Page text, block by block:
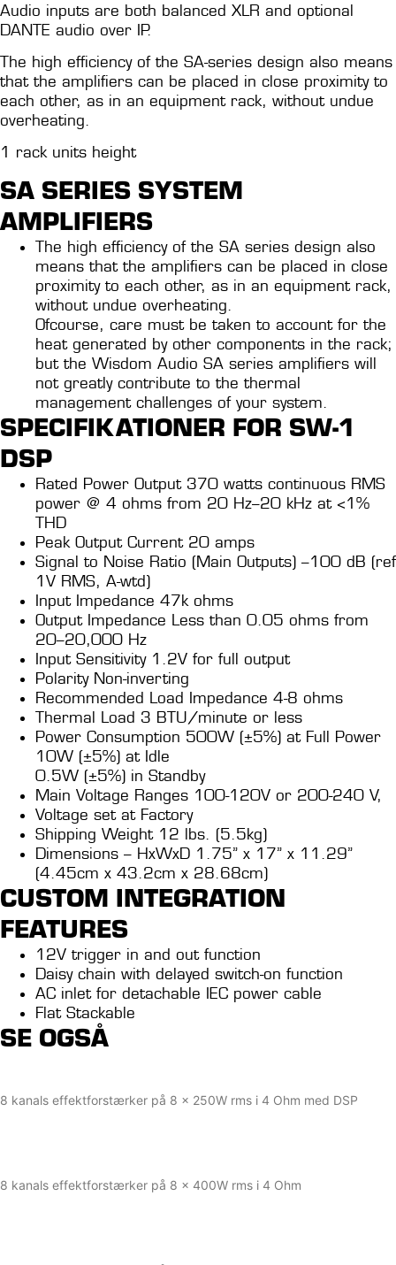
Audio inputs are both balanced XLR and optional
DANTE audio over IP.
The high efficiency of the SA-series design also means
that the amplifiers can be placed in close proximity to
each other, as in an equipment rack, without undue
overheating.
1 rack units height
SA SERIES SYSTEM
AMPLIFIERS
The high efficiency of the SA series design also
means that the amplifiers can be placed in close
proximity to each other, as in an equipment rack,
without undue overheating.
Ofcourse, care must be taken to account for the
heat generated by other components in the rack;
but the Wisdom Audio SA series amplifiers will
not greatly contribute to the thermal
management challenges of your system.
SPECIFIKATIONER FOR SW-1
DSP
Rated Power Output 370 watts continuous RMS
power @ 4 ohms from 20 Hz–20 kHz at <1%
THD
Peak Output Current 20 amps
Signal to Noise Ratio (Main Outputs) –100 dB (ref
1V RMS, A-wtd)
Input Impedance 47k ohms
Output Impedance Less than 0.05 ohms from
20–20,000 Hz
Input Sensitivity 1.2V for full output
Polarity Non-inverting
Recommended Load Impedance 4-8 ohms
Thermal Load 3 BTU/minute or less
Power Consumption 500W (±5%) at Full Power
10W (±5%) at Idle
0.5W (±5%) in Standby
Main Voltage Ranges 100-120V or 200-240 V,
Voltage set at Factory
Shipping Weight 12 lbs. (5.5kg)
Dimensions – HxWxD 1.75” x 17” x 11.29”
(4.45cm x 43.2cm x 28.68cm)
CUSTOM INTEGRATION
FEATURES
12V trigger in and out function
Daisy chain with delayed switch-on function
AC inlet for detachable IEC power cable
Flat Stackable
SE OGSÅ
8 kanals effektforstærker på 8 x 250W rms i 4 Ohm med DSP
8 kanals effektforstærker på 8 x 400W rms i 4 Ohm